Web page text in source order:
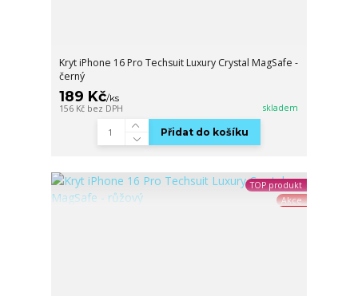
Kryt iPhone 16 Pro Techsuit Luxury Crystal MagSafe -
černý
189 Kč/ks
156 Kč bez DPH skladem
Přidat do košíku
TOP produkt
Akce